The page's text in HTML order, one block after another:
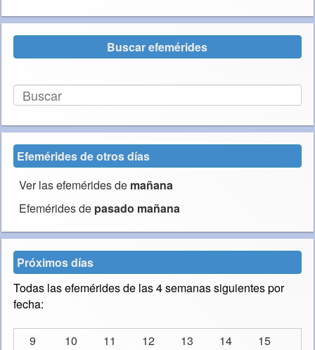
Buscar efemérides
Efemérides de otros días
Ver las efemérides de mañana
Efemérides de pasado mañana
Próximos días
Todas las efemérides de las 4 semanas siguientes por
fecha:
9 10 11 12 13 14
15